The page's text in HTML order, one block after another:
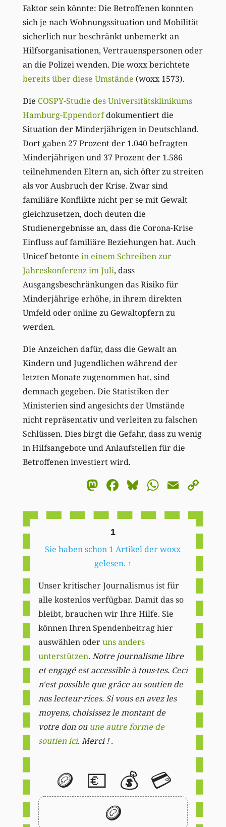
Faktor sein könnte: Die Betroffenen konnten
sich je nach Wohnungssituation und Mobilität
sicherlich nur beschränkt unbemerkt an
Hilfsorganisationen, Vertrauenspersonen oder
an die Polizei wenden. Die woxx berichtete
bereits über diese Umstände (woxx 1573).
Die COSPY-Studie des Universitätsklinikums
Hamburg-Eppendorfdokumentiert die
Situation der Minderjährigen in Deutschland.
Dort gaben 27 Prozent der 1.040 befragten
Minderjährigen und 37 Prozent der 1.586
teilnehmenden Eltern an, sich öfter zu streiten
als vor Ausbruch der Krise. Zwar sind
familiäre Konflikte nicht per se mit Gewalt
gleichzusetzen, doch deuten die
Studienergebnisse an, dass die Corona-Krise
Einfluss auf familiäre Beziehungen hat. Auch
Unicef betonte in einem Schreiben zur
Jahreskonferenz im Juli, dass
Ausgangsbeschränkungen das Risiko für
Minderjährige erhöhe, in ihrem direkten
Umfeld oder online zu Gewaltopfern zu
werden.
Die Anzeichen dafür, dass die Gewalt an
Kindern und Jugendlichen während der
letzten Monate zugenommen hat, sind
demnach gegeben. Die Statistiken der
Ministerien sind angesichts der Umstände
nicht repräsentativ und verleiten zu falschen
Schlüssen. Dies birgt die Gefahr, dass zu wenig
in Hilfsangebote und Anlaufstellen für die
Betroffenen investiert wird.
Mastodon
Facebook
BlueskyEmail
1
Sie haben schon 1 Artikel der woxx
gelesen. ↑
Unser kritischer Journalismus ist für
alle kostenlos verfügbar. Damit das so
bleibt, brauchen wir Ihre Hilfe. Sie
können Ihren Spendenbeitrag hier
auswählen oderuns anders
unterstützen. Notre journalisme libre
et engagé est accessible à tous·tes. Ceci
n'est possible que grâce au soutien de
nos lecteur·rices. Si vous en avez les
moyens, choisissez le montant de
votre don ou une autre forme de
soutien ici. Merci ! .
🪙 💶 💰 💳
🪙